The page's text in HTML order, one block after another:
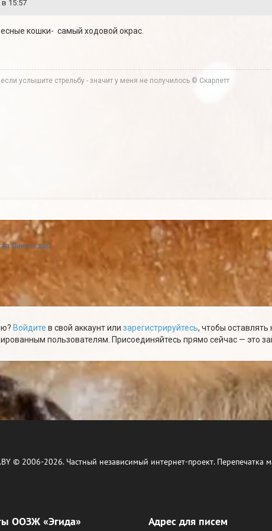
в 15:57
кошки- самый ходовой окрас.
услышите стрельбу - значит у меня не получилось © Скарлетт
Лика в дар
Войдите в свой аккаунт или зарегистрируйтесь, чтобы
пользователям. Присоединяйтесь прямо сейчас — это
© 2006-2026. Частный независимый интернет-проект. Перепечатка
ООЗЖ «Эгида» Адрес для писем